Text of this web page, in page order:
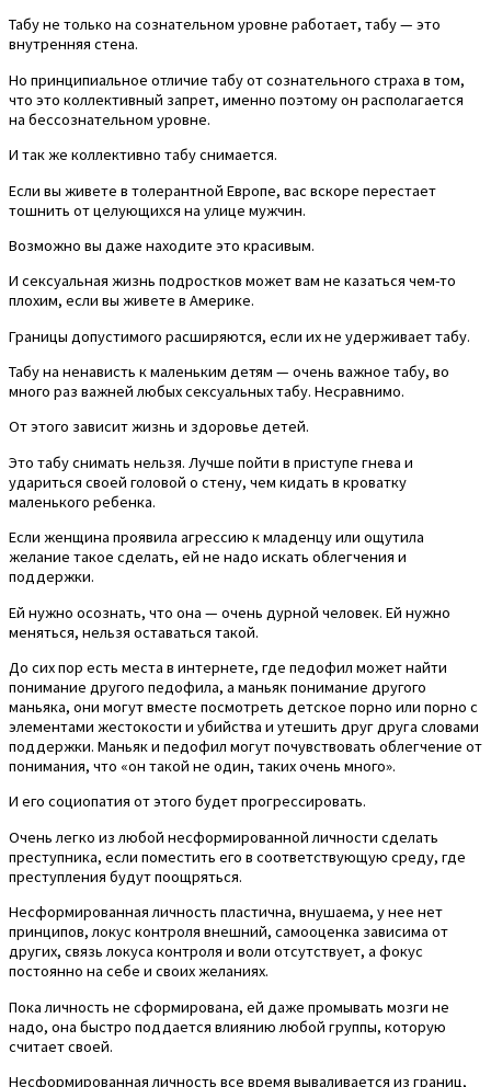
Табу не только на сознательном уровне работает, табу — это
внутренняя стена.
Но принципиальное отличие табу от сознательного страха в том,
что это коллективный запрет, именно поэтому он располагается
на бессознательном уровне.
И так же коллективно табу снимается.
Если вы живете в толерантной Европе, вас вскоре перестает
тошнить от целующихся на улице мужчин.
Возможно вы даже находите это красивым.
И сексуальная жизнь подростков может вам не казаться чем-то
плохим, если вы живете в Америке.
Границы допустимого расширяются, если их не удерживает табу.
Табу на ненависть к маленьким детям — очень важное табу, во
много раз важней любых сексуальных табу. Несравнимо.
От этого зависит жизнь и здоровье детей.
Это табу снимать нельзя. Лучше пойти в приступе гнева и
удариться своей головой о стену, чем кидать в кроватку
маленького ребенка.
Если женщина проявила агрессию к младенцу или ощутила
желание такое сделать, ей не надо искать облегчения и
поддержки.
Ей нужно осознать, что она — очень дурной человек. Ей нужно
меняться, нельзя оставаться такой.
До сих пор есть места в интернете, где педофил может найти
понимание другого педофила, а маньяк понимание другого
маньяка, они могут вместе посмотреть детское порно или порно с
элементами жестокости и убийства и утешить друг друга словами
поддержки. Маньяк и педофил могут почувствовать облегчение от
понимания, что «он такой не один, таких очень много».
И его социопатия от этого будет прогрессировать.
Очень легко из любой несформированной личности сделать
преступника, если поместить его в соответствующую среду, где
преступления будут поощряться.
Несформированная личность пластична, внушаема, у нее нет
принципов, локус контроля внешний, самооценка зависима от
других, связь локуса контроля и воли отсутствует, а фокус
постоянно на себе и своих желаниях.
Пока личность не сформирована, ей даже промывать мозги не
надо, она быстро поддается влиянию любой группы, которую
считает своей.
Несформированная личность все время вываливается из границ,